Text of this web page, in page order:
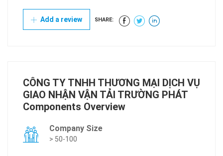
Add a review SHARE:
CÔNG TY TNHH THƯƠNG MẠI DỊCH VỤ
GIAO NHẬN VẬN TẢI TRƯỜNG PHÁT
Components Overview
Company Size
> 50-100